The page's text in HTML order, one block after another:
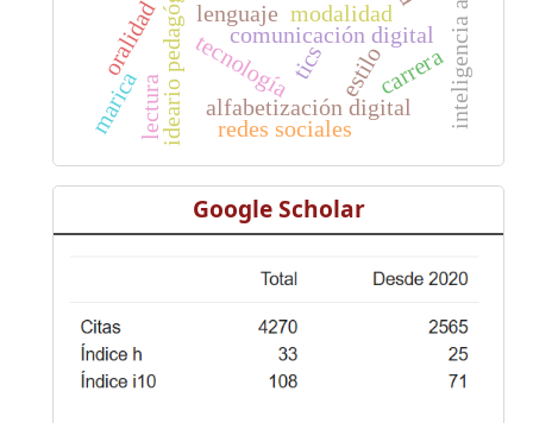
lenguaje
tecnología
comunicación digital
alfabetización digital
tics
ideario pedagógico modalidad
redes sociales
estilo
lectura
oralidad
marica carrera
Google Scholar